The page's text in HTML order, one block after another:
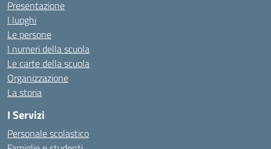
Presentazione
I luoghi
Le persone
I numeri della scuola
Le carte della scuola
Organizzazione
La storia
I Servizi
Personale scolastico